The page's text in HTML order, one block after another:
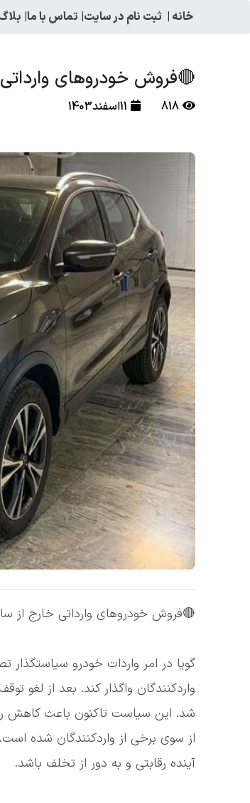
خانه | ثبت نام در سایت| تماس با ما|
🔴فروش خودروهای وارداتی
818 11اسفند1403
🔴فروش خودروهای وارداتی خارج از
واردکنندگان واگذار کند. بعد از لغو
شد. این سیاست تاکنون باعث کاهش
از سوی برخی از واردکنندگان شده
آینده رقابتی و به دور از تخلف باشد.